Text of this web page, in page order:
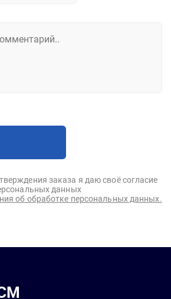
заказа я даю своё согласие
данных
об обработке персональных данных.